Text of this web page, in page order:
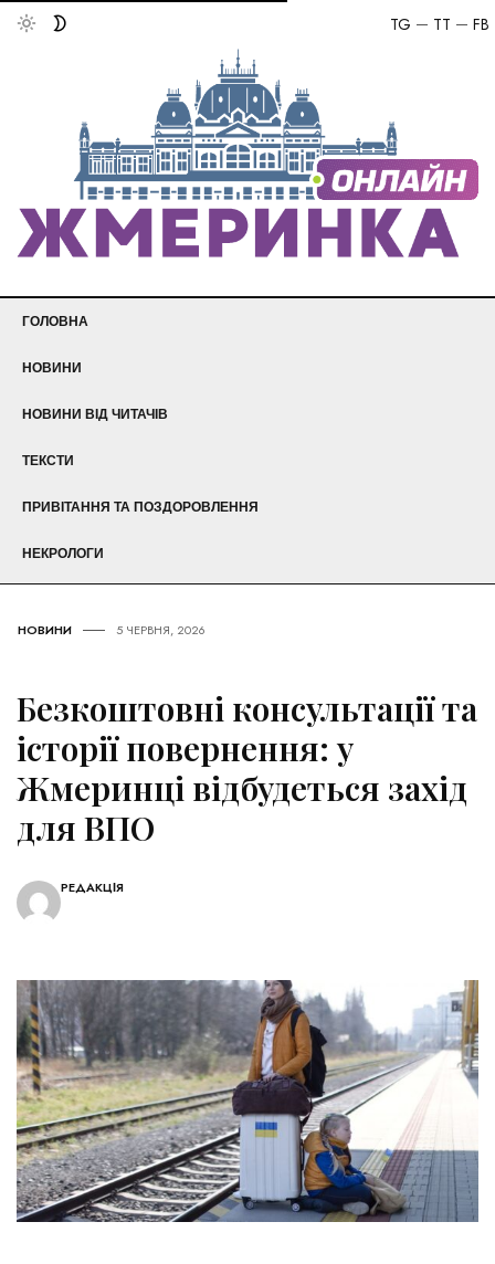
FB
TT
TG
ГОЛОВНА
НОВИНИ
НОВИНИ ВІД ЧИТАЧІВ
ТЕКСТИ
ПРИВІТАННЯ ТА ПОЗДОРОВЛЕННЯ
НЕКРОЛОГИ
НОВИНИ 5 ЧЕРВНЯ, 2026
Безкоштовні консультації та
історії повернення: у
Жмеринці відбудеться захід
для ВПО
РЕДАКЦІЯ